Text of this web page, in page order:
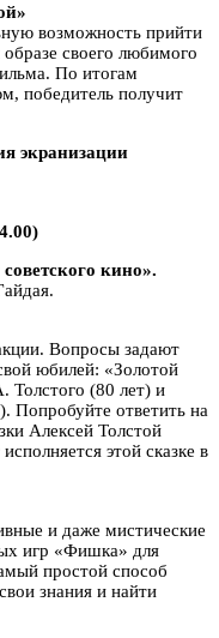
возможность прийти
своего любимого
По итогам
победитель получит
экранизации
кино».
Вопросы задают
юбилей: «Золотой
Толстого (80 лет) и
Попробуйте ответить на
Алексей Толстой
этой сказке в
и даже мистические
игр «Фишка» для
простой способ
знания и найти